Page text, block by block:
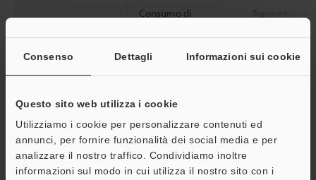
Consenso Dettagli Informazioni sui cookie
Questo sito web utilizza i cookie
Utilizziamo i cookie per personalizzare contenuti ed
annunci, per fornire funzionalità dei social media e per
analizzare il nostro traffico. Condividiamo inoltre
informazioni sul modo in cui utilizza il nostro sito con i
Consumo di
Indicatore: Standard
/ Eco / Controllo
Trasmettitore
Consumo di
corrente (al
massimo) (mA)
Indicatore: OFF
Trasmettitore